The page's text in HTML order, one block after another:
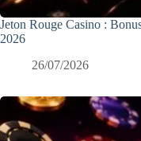
Jeton Rouge Casino :
2026
26/07/2026